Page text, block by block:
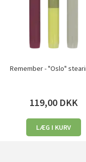
Remember - "Oslo"
119,00 DKK
LÆG I KURV